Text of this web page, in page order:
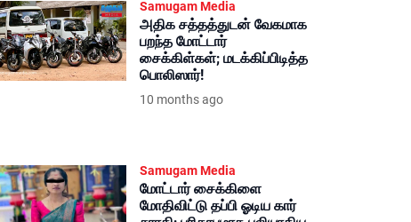
Samugam Media
அதிக சத்தத்துடன் வேகமாக
பறந்த மோட்டார்
சைக்கிள்கள்; மடக்கிப்பிடித்த
பொலிஸார்!
10 months ago
Samugam Media
மோட்டார் சைக்கிளை
மோதிவிட்டு தப்பி ஓடிய கார்